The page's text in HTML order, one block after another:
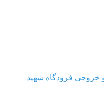
خروجی فرودگاه شهید